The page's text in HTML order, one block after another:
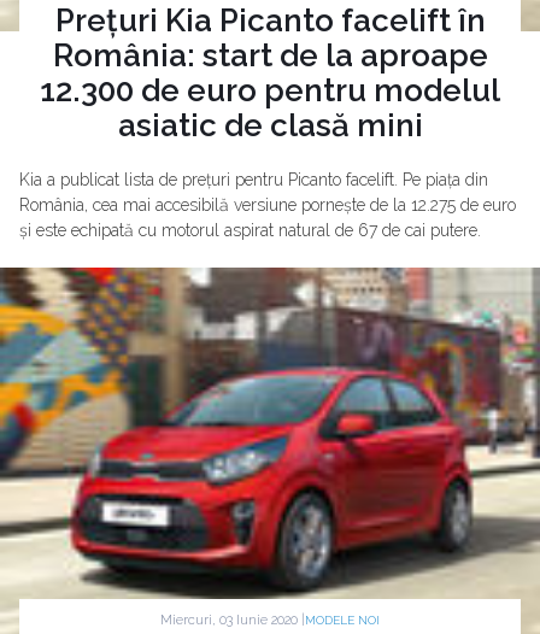
Prețuri Kia Picanto facelift în
România: start de la aproape
12.300 de euro pentru modelul
asiatic de clasă mini
Kia a publicat lista de prețuri pentru Picanto facelift. Pe piața din
România, cea mai accesibilă versiune pornește de la 12.275 de euro
și este echipată cu motorul aspirat natural de 67 de cai putere.
Miercuri, 03 Iunie 2020 | MODELE NOI